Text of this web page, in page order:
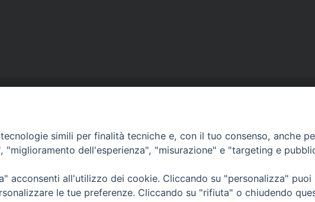
Piazza Giovene 4 – 70056 Molfetta (BA)
simili per finalità tecniche e, con il tuo consenso, anche
"miglioramento dell'esperienza", "misurazione" e "targeting e
acconsenti all'utilizzo dei cookie. Cliccando su "personalizza"
le tue preferenze. Cliccando su "rifiuta" o chiudendo